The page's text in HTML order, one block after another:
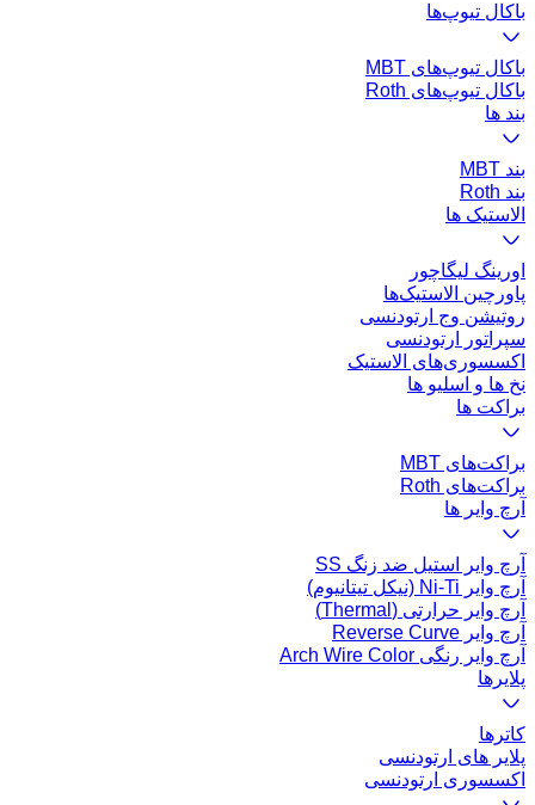
باکال تیوپ‌ها
باکال تیوپ‌های MBT
باکال تیوپ‌های Roth
بند ها
بند MBT
بند Roth
الاستیک ها
اورینگ لیگاچور
پاورچین الاستیک‌ها
روتیشن وج ارتودنسی
سپراتور ارتودنسی
اکسسوری‌های الاستیک
نخ ها و اسلیو ها
براکت ها
براکت‌های MBT
براکت‌های Roth
آرچ وایر ها
آرچ وایر استیل ضد زنگ SS
آرچ وایر Ni-Ti (نیکل تیتانیوم)
آرچ وایر حرارتی (Thermal)
آرچ وایر Reverse Curve
آرچ وایر رنگی Arch Wire Color
پلایرها
کاتر‌ها
پلایر های ارتودنسی
اکسسوری ارتودنسی